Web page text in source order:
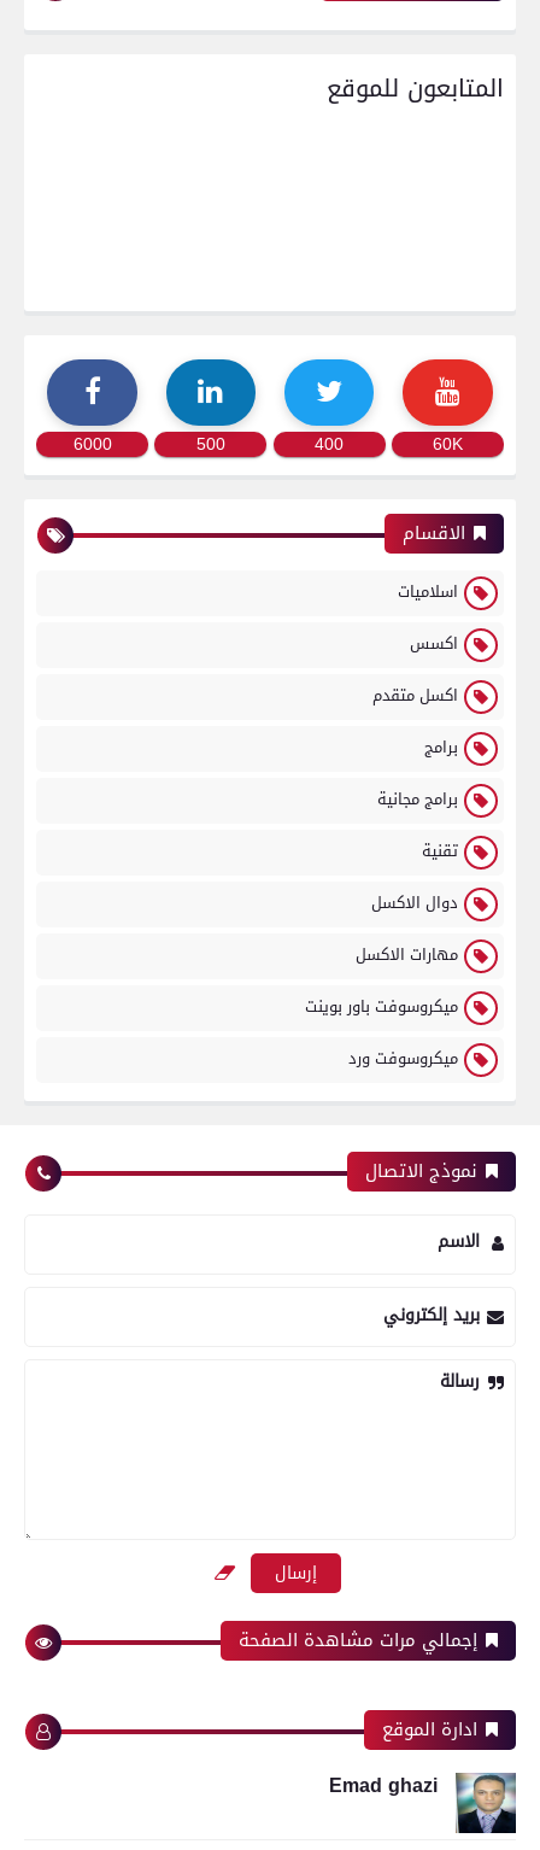
المتابعون للموقع
60K
400
500
6000
الاقسام
اسلاميات
اكسس
اكسل متقدم
برامج
برامج مجانية
تقنية
دوال الاكسل
مهارات الاكسل
ميكروسوفت باور بوينت
ميكروسوفت ورد
نموذج الاتصال
الاسم
بريد إلكتروني
رسالة
إجمالي مرات مشاهدة الصفحة
ادارة الموقع
Emad ghazi